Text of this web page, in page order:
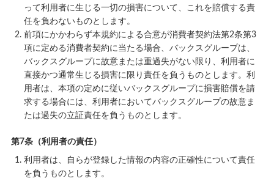
って利用者に生じる一切の損害について、これを賠償する責
任を負わないものとします。
前項にかかわらず本規約による合意が消費者契約法第2条第3
項に定める消費者契約に当たる場合、バックスグループは、
バックスグループに故意または重過失がない限り、利用者に
直接かつ通常生じる損害に限り責任を負うものとします。利
用者は、本項の定めに従いバックスグループに損害賠償を請
求する場合には、利用者においてバックスグループの故意ま
たは過失の立証責任を負うものとします。
第7条（利用者の責任）
利用者は、自らが登録した情報の内容の正確性について責任
を負うものとします。